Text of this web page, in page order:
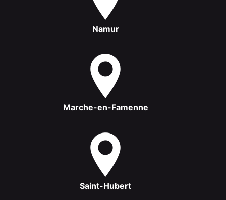
Namur
Marche-en-Famenne
Saint-Hubert